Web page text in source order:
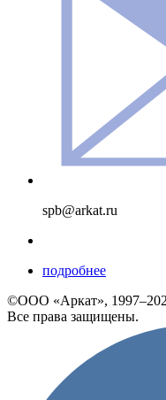
spb@arkat.ru
подробнее
©ООО «Аркат»,
Все права защищены.